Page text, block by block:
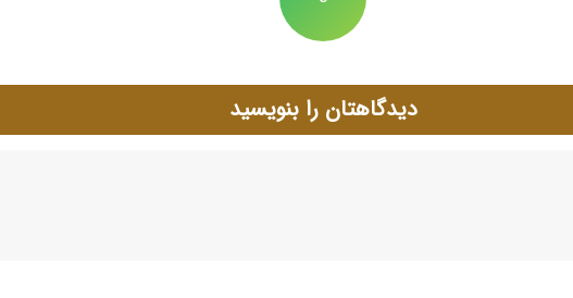
دیدگاهتان را بنویسید